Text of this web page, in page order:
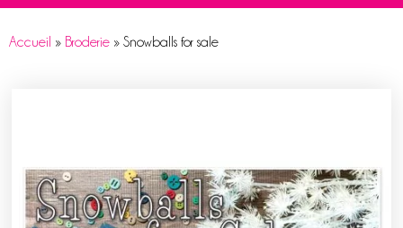
Accueil » Broderie » Snowballs for sale